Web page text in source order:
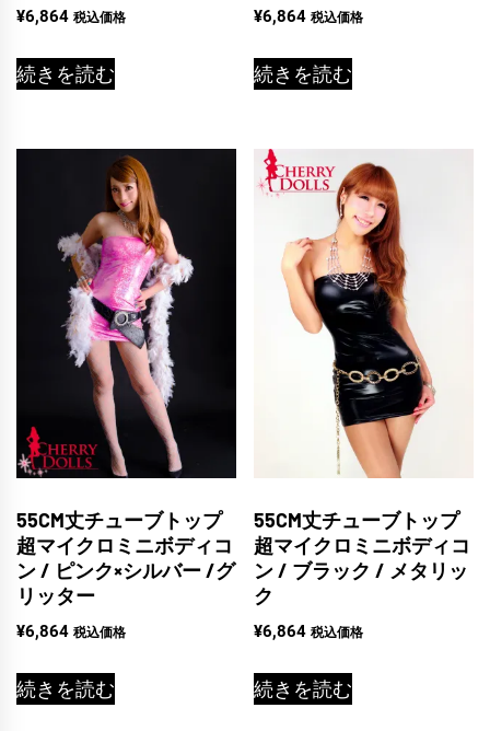
5段階中
5.00
¥6,864 税込価格
続きを読む
5段階中
5.00
¥6,864 税込価格
続きを読む
55CM丈チューブトップ
超マイクロミニボディコ
ン / ピンク×シルバー /グ
リッター
¥6,864 税込価格
続きを読む
55CM丈チューブトップ
超マイクロミニボディコ
ン / ブラック / メタリッ
ク
¥6,864 税込価格
続きを読む